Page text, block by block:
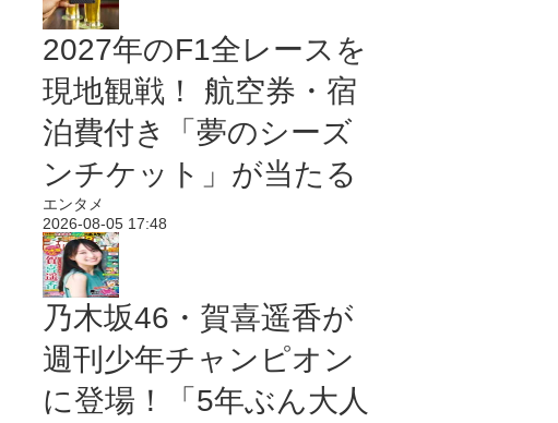
2027年のF1全レースを
現地観戦！ 航空券・宿
泊費付き「夢のシーズ
ンチケット」が当たる
エンタメ
2026-08-05 17:48
乃木坂46・賀喜遥香が
週刊少年チャンピオン
に登場！「5年ぶん大人